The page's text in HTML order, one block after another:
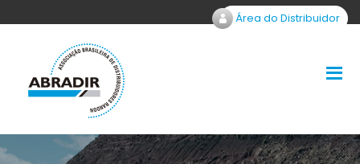
Área do Distribuidor